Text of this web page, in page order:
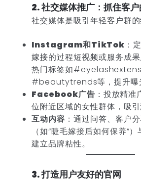
2. 社交媒体推广：抓住客
社交媒体是吸引年轻客户群的
Instagram和TikTok ：
嫁接的过程短视频或服务成
热门标签如
#beautytrends等，提升曝
Facebook广告 ：投放精
位附近区域的女性群体，吸引
互动内容 ：通过问答、客户
（如“睫毛嫁接后如何保养”）
建立品牌粘性。
3. 打造用户友好的官网